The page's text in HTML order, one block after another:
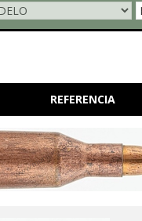
REFERENCIA